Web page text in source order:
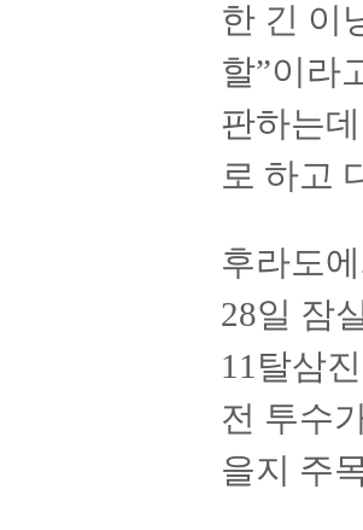
한 긴 이
할”이라
판하는
로 하고
후라도
28일 잠
11탈삼
전 투수
을지 주